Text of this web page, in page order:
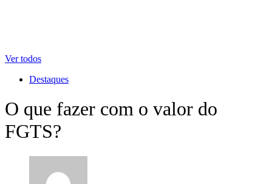
Ver todos
Destaques
O que fazer com o valor do
FGTS?